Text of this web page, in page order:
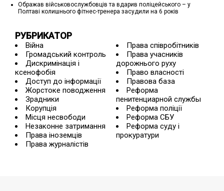
Ображав військовослужбовців та вдарив поліцейського – у
Полтаві колишнього фітнес-тренера засудили на 6 років
РУБРИКАТОР
Війна
Громадський контроль
Дискримінація і
ксенофобія
Доступ до інформації
Жорстоке поводження
Зрадники
Корупція
Місця несвободи
Незаконне затримання
Права іноземців
Права журналістів
Права співробітників
Права учасників
дорожнього руху
Право власності
Правова база
Реформа
пенитенциарной службы
Реформа поліції
Реформа СБУ
Реформа суду і
прокуратури